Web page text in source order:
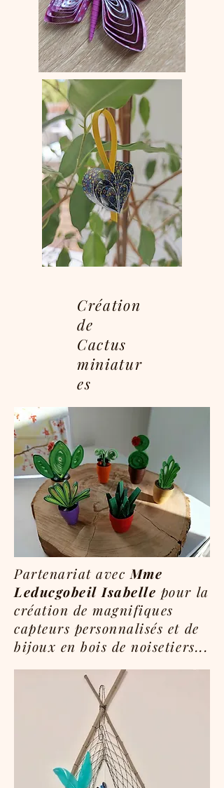
Création
de
Cactus
miniatur
es
Partenariat avec Mme
Leducgobeil Isabelle pour la
création de magnifiques
capteurs personnalisés et de
bijoux en bois de noisetiers...